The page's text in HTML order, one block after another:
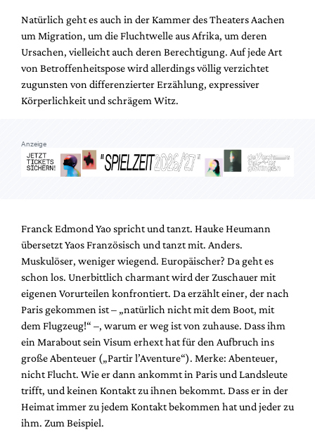
Newsletter
Redaktion
Autor:innen
Partner
Mediadaten
Suche
Natürlich geht es auch in der Kammer des Theaters Aachen
um Migration, um die Fluchtwelle aus Afrika, um deren
Ursachen, vielleicht auch deren Berechtigung. Auf jede Art
von Betroffenheitspose wird allerdings völlig verzichtet
zugunsten von differenzierter Erzählung, expressiver
Körperlichkeit und schrägem Witz.
Anzeige
Franck Edmond Yao spricht und tanzt. Hauke Heumann
übersetzt Yaos Französisch und tanzt mit. Anders.
Muskulöser, weniger wiegend. Europäischer? Da geht es
schon los. Unerbittlich charmant wird der Zuschauer mit
eigenen Vorurteilen konfrontiert. Da erzählt einer, der nach
Paris gekommen ist – „natürlich nicht mit dem Boot, mit
dem Flugzeug!“ –, warum er weg ist von zuhause. Dass ihm
ein Marabout sein Visum erhext hat für den Aufbruch ins
große Abenteuer („Partir l’Aventure“). Merke: Abenteuer,
nicht Flucht. Wie er dann ankommt in Paris und Landsleute
trifft, und keinen Kontakt zu ihnen bekommt. Dass er in der
Heimat immer zu jedem Kontakt bekommen hat und jeder zu
ihm. Zum Beispiel.